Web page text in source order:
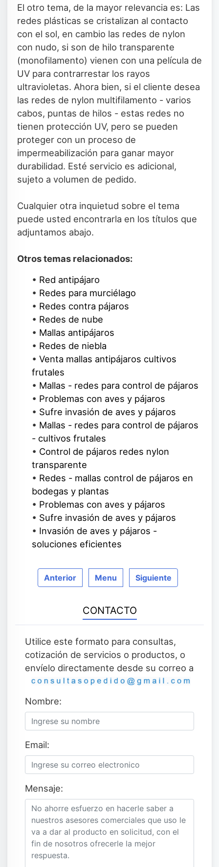
El otro tema, de la mayor relevancia es: Las
redes plásticas se cristalizan al contacto
con el sol, en cambio las redes de nylon
con nudo, si son de hilo transparente
(monofilamento) vienen con una película de
UV para contrarrestar los rayos
ultravioletas. Ahora bien, si el cliente desea
las redes de nylon multifilamento - varios
cabos, puntas de hilos - estas redes no
tienen protección UV, pero se pueden
proteger con un proceso de
impermeabilización para ganar mayor
durabilidad. Esté servicio es adicional,
sujeto a volumen de pedido.
Cualquier otra inquietud sobre el tema
puede usted encontrarla en los títulos que
adjuntamos abajo.
Otros temas relacionados:
• Red antipájaro
• Redes para murciélago
• Redes contra pájaros
• Redes de nube
• Mallas antipájaros
• Redes de niebla
• Venta mallas antipájaros cultivos
frutales
• Mallas - redes para control de pájaros
• Problemas con aves y pájaros
• Sufre invasión de aves y pájaros
• Mallas - redes para control de pájaros
- cultivos frutales
• Control de pájaros redes nylon
transparente
• Redes - mallas control de pájaros en
bodegas y plantas
• Problemas con aves y pájaros
• Sufre invasión de aves y pájaros
• Invasión de aves y pájaros -
soluciones eficientes
Anterior Menu Siguiente
CONTACTO
Utilice este formato para consultas,
cotización de servicios o productos, o
envíelo directamente desde su correo a
Nombre:
Email:
Mensaje: